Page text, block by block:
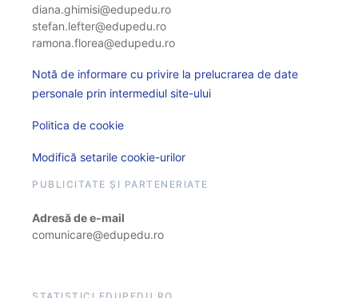
diana.ghimisi@edupedu.ro
stefan.lefter@edupedu.ro
ramona.florea@edupedu.ro
Notă de informare cu privire la prelucrarea de date
personale prin intermediul site-ului
Politica de cookie
Modifică setarile cookie-urilor
PUBLICITATE ȘI PARTENERIATE
Adresă de e-mail
comunicare@edupedu.ro